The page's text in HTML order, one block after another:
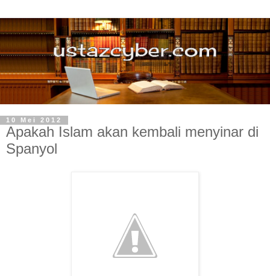
10 Mei 2012
Apakah Islam akan kembali menyinar di
Spanyol